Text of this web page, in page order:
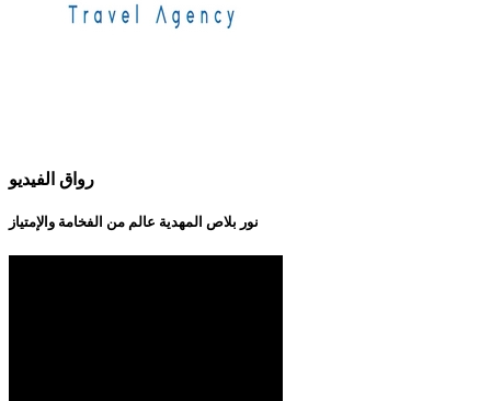
رواق الفيديو
نور بلاص المهدية عالم من الفخامة والإمتياز